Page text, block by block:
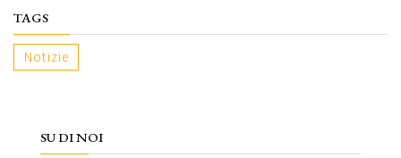
TAGS
Notizie
SU DI NOI